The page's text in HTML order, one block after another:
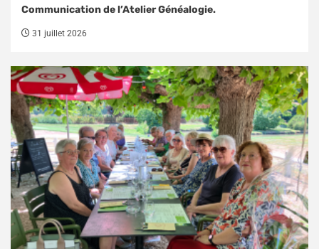
Communication de l’Atelier Généalogie.
31 juillet 2026